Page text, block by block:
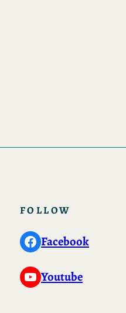
FOLLOW
Facebook Facebook
YouTube Youtube